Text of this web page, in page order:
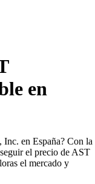
en
en España? Con la
el precio de AST
el mercado y